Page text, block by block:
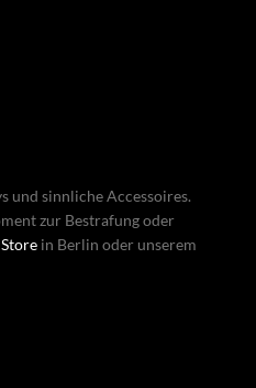
und sinnliche Accessoires.
zur Bestrafung oder
Store in Berlin oder unserem